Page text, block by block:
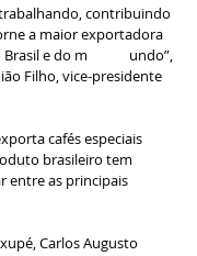
contribuindo
a maior exportadora
e do m	undo”,
Filho, vice-presidente
cafés especiais
brasileiro tem
entre as principais
Carlos Augusto